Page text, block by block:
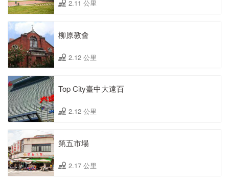
2.11 公里
柳原教會
2.12 公里
Top City臺中大遠百
2.12 公里
第五市場
2.17 公里